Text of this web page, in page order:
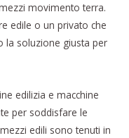
movimento terra.
edile o un privato che
la soluzione giusta per
edilizia e macchine
per soddisfare le
edili sono tenuti in